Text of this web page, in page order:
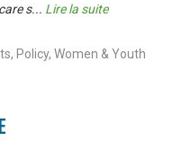
s... Lire la suite
Policy, Women & Youth